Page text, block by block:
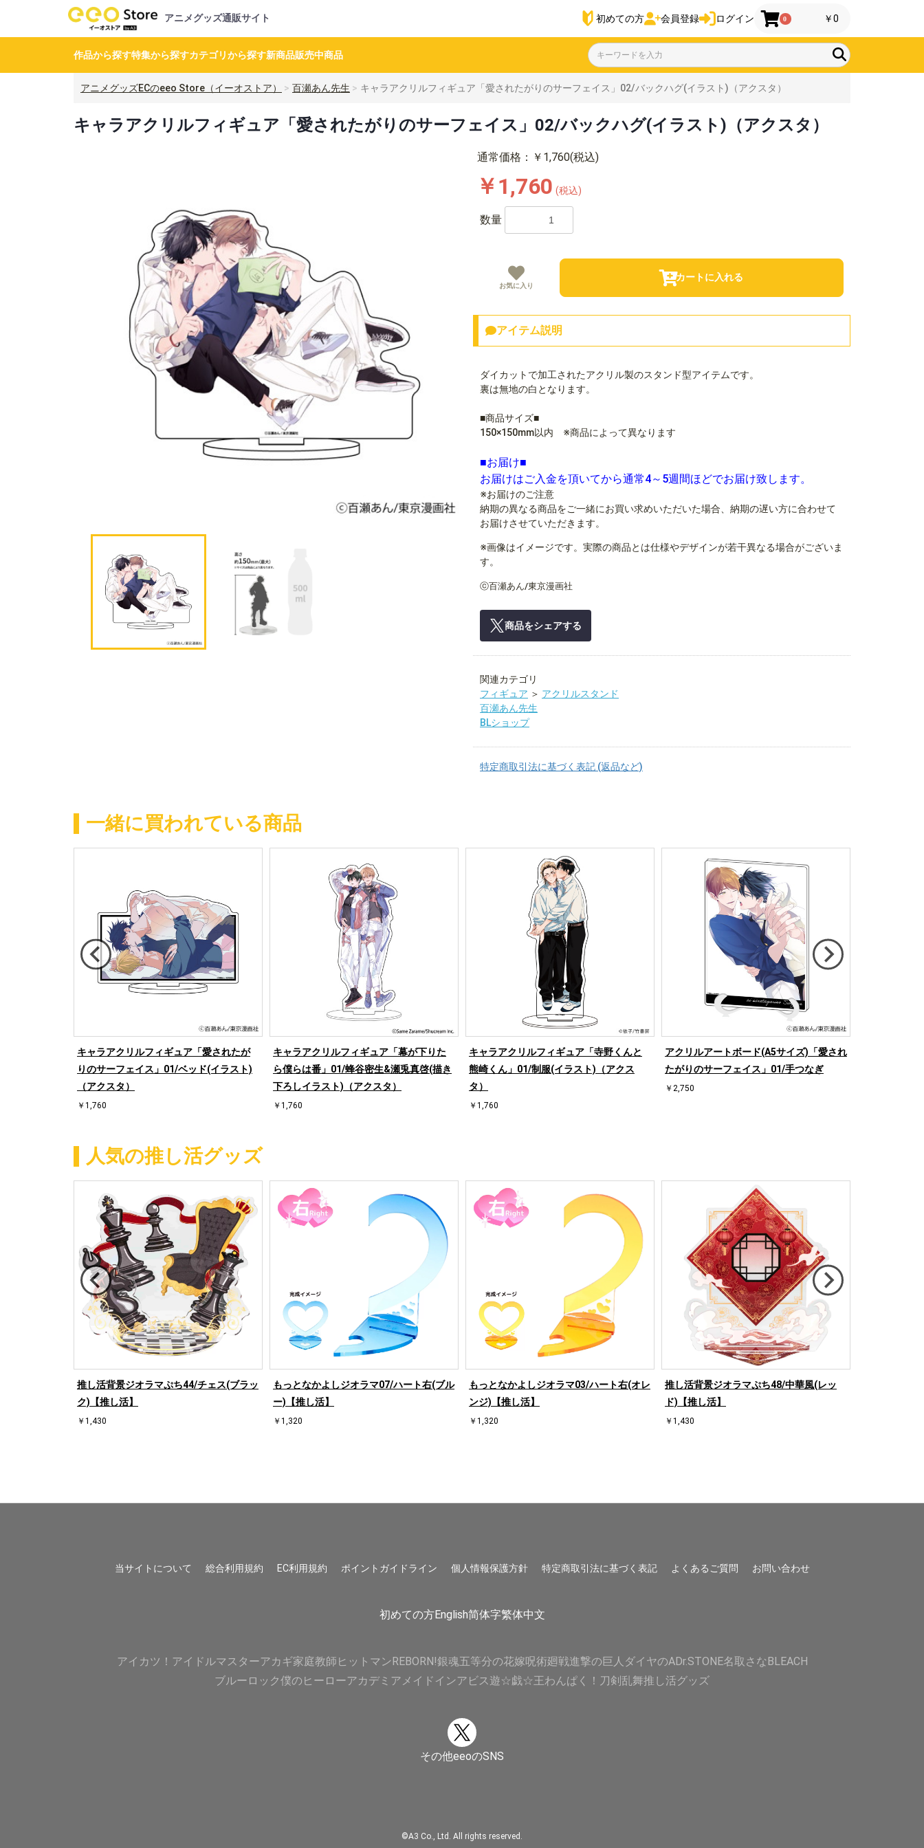
アニメグッズ通販サイト 初めての方 会員登録 ログイン 0 ￥0
作品から探す特集から探すカテゴリから探す新商品販売中商品
アニメグッズECのeeo Store（イーオストア） 百瀬あん先生 キャラアクリルフィギュア「愛されたがりのサーフェイス」02/バックハグ(イラスト)（アクスタ）
キャラアクリルフィギュア「愛されたがりのサーフェイス」02/バックハグ(イラスト)（アクスタ）
通常価格：￥1,760(税込)
￥1,760 (税込)
お気に入り
カートに入れる
数量
アイテム説明
ダイカットで加工されたアクリル製のスタンド型アイテムです。
裏は無地の白となります。
■商品サイズ■
150×150mm以内 ※商品によって異なります
■お届け■
お届けはご入金を頂いてから通常4～5週間ほどでお届け致します。
※お届けのご注意
納期の異なる商品をご一緒にお買い求めいただいた場合、納期の遅い方に合わせて
お届けさせていただきます。
※画像はイメージです。実際の商品とは仕様やデザインが若干異なる場合がございま
す。
ⓒ百瀬あん/東京漫画社
商品をシェアする
関連カテゴリ
フィギュア ＞ アクリルスタンド
百瀬あん先生
BLショップ
特定商取引法に基づく表記 (返品など)
一緒に買われている商品
キャラアクリルフィギュア「愛されたが
りのサーフェイス」01/ベッド(イラスト)
（アクスタ）
￥1,760
キャラアクリルフィギュア「幕が下りた
ら僕らは番」01/蜂谷密生&瀬兎真啓(描き
下ろしイラスト)（アクスタ）
￥1,760
キャラアクリルフィギュア「寺野くんと
熊崎くん」01/制服(イラスト)（アクス
タ）
￥1,760
アクリルアートボード(A5サイズ)「愛され
たがりのサーフェイス」01/手つなぎ
￥2,750
人気の推し活グッズ
推し活背景ジオラマぷち44/チェス(ブラッ
ク)【推し活】
￥1,430
もっとなかよしジオラマ07/ハート右(ブル
ー)【推し活】
￥1,320
もっとなかよしジオラマ03/ハート右(オレ
ンジ)【推し活】
￥1,320
推し活背景ジオラマぷち48/中華風(レッ
ド)【推し活】
￥1,430
当サイトについて 総合利用規約 EC利用規約 ポイントガイドライン 個人情報保護方針 特定商取引法に基づく表記 よくあるご質問 お問い合わせ
初めての方English简体字繁体中文
アイカツ！ アイドルマスターアカギ家庭教師ヒットマンREBORN!銀魂五等分の花嫁呪術廻戦進撃の巨人 ダイヤのADr.STONE名取さな BLEACH
ブルーロック僕のヒーローアカデミア メイドインアビス遊☆戯☆王わんぱく！刀剣乱舞推し活グッズ
その他eeoのSNS
©A3 Co., Ltd. All rights reserved.